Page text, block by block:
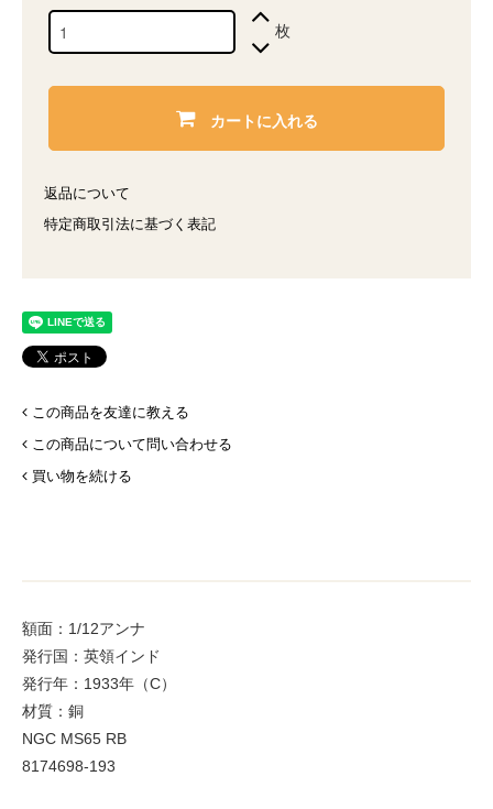
枚
カートに入れる
返品について
特定商取引法に基づく表記
この商品を友達に教える
この商品について問い合わせる
買い物を続ける
額面：1/12アンナ
発行国：英領インド
発行年：1933年（C）
材質：銅
NGC MS65 RB
8174698-193